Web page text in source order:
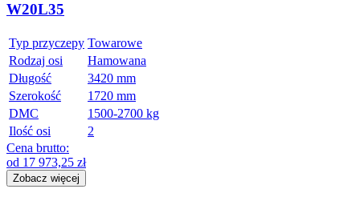
W20L35
Typ przyczepy Towarowe
Rodzaj osi
Hamowana
Długość
3420 mm
Szerokość
1720 mm
DMC
1500-2700 kg
Ilość osi
2
Cena brutto:
od 17 973,25 zł
Zobacz więcej